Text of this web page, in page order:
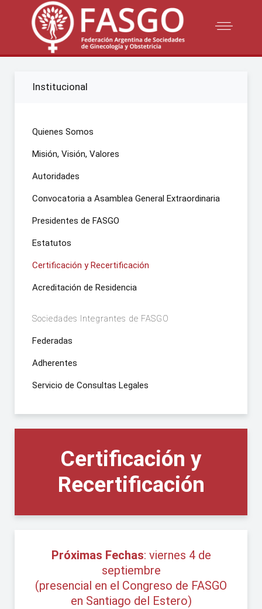
Certificación y
Recertificación
Próximas Fechas: viernes 4 de
septiembre
(presencial en el Congreso de FASGO
en Santiago del Estero)
Institucional
Quienes Somos
Misión, Visión, Valores
Autoridades
Convocatoria a Asamblea General Extraordinaria
Presidentes de FASGO
Estatutos
Certificación y Recertificación
Acreditación de Residencia
Sociedades Integrantes de FASGO
Federadas
Adherentes
Servicio de Consultas Legales